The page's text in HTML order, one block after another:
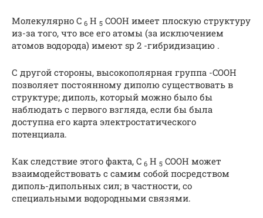
Молекулярно C 6 H 5 COOH имеет плоскую структуру
из-за того, что все его атомы (за исключением
атомов водорода) имеют sp 2 -гибридизацию .
С другой стороны, высокополярная группа -COOH
позволяет постоянному диполю существовать в
структуре; диполь, который можно было бы
наблюдать с первого взгляда, если бы была
доступна его карта электростатического
потенциала.
Как следствие этого факта, C 6 H 5 COOH может
взаимодействовать с самим собой посредством
диполь-дипольных сил; в частности, со
специальными водородными связями.